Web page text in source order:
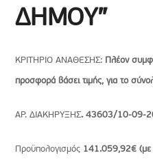
ΔΗΜΟΥ”
ΚΡΙΤΗΡΙΟ ΑΝΑΘΕΣΗΣ: Πλέον
προσφορά βάσει τιμής, για το
ΑΡ. ΔΙΑΚΗΡΥΞΗΣ. 43603/10-09-
Προϋπολογισμός 141.059,92€